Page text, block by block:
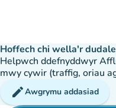
Hoffech chi wella'r
Helpwch ddefnyddwyr
mwy cywir (traffig, oriau
editAwgrymu addasiad